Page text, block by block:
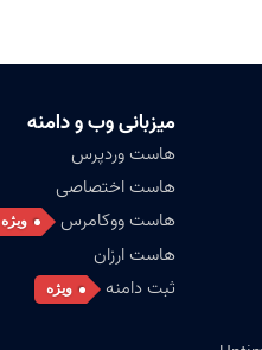
میزبانی وب و دامنه
هاست وردپرس
هاست اختصاصی
هاست ووکامرس
ویژه
هاست ارزان
ثبت دامنه
ویژه